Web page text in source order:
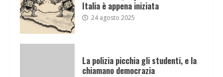
Italia è appena iniziata
24 agosto 2025
La polizia picchia gli studenti, e la
chiamano democrazia